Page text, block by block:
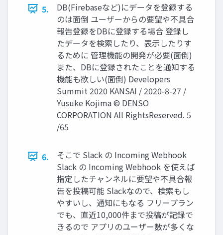
5.
DB(Firebaseなど)にデータを登録する
のは面倒 ユーザーからの要望や不具合
報告登録をDBに登録する場合 登録し
たデータを検索したり、表示したりす
るために 管理機能の開発が必要(面倒)
また、DBに登録されたことを通知する
機能も欲しい(面倒) Developers
Summit 2020 KANSAI / 2020-8-27 /
Yusuke Kojima © DENSO
CORPORATION All RightsReserved. 5
/65
6.
そこで Slack の Incoming Webhook
Slack の Incoming Webhook を使えば
指定したチャンネルに要望や不具合報
告を投稿可能 Slackなので、検索もし
やすいし、通知にもなる フリープラン
でも、直近10,000件まで投稿が記録で
きるので アプリのユーザー数が多くな